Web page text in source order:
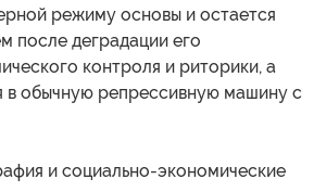
режиму основы и остается
после деградации его
контроля и риторики, а
в обычную репрессивную машину с
и социально-экономические